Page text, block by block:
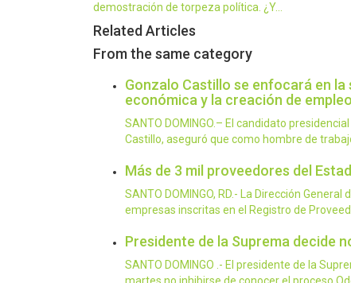
demostración de torpeza política. ¿Y…
Related Articles
From the same category
Gonzalo Castillo se enfocará en
económica y la creación de
SANTO DOMINGO.– El candidato
Castillo, aseguró que como hombre de
Más de 3 mil proveedores del
SANTO DOMINGO, RD.- La Dirección
empresas inscritas en el Registro de
Presidente de la Suprema decide
SANTO DOMINGO .- El presidente de la